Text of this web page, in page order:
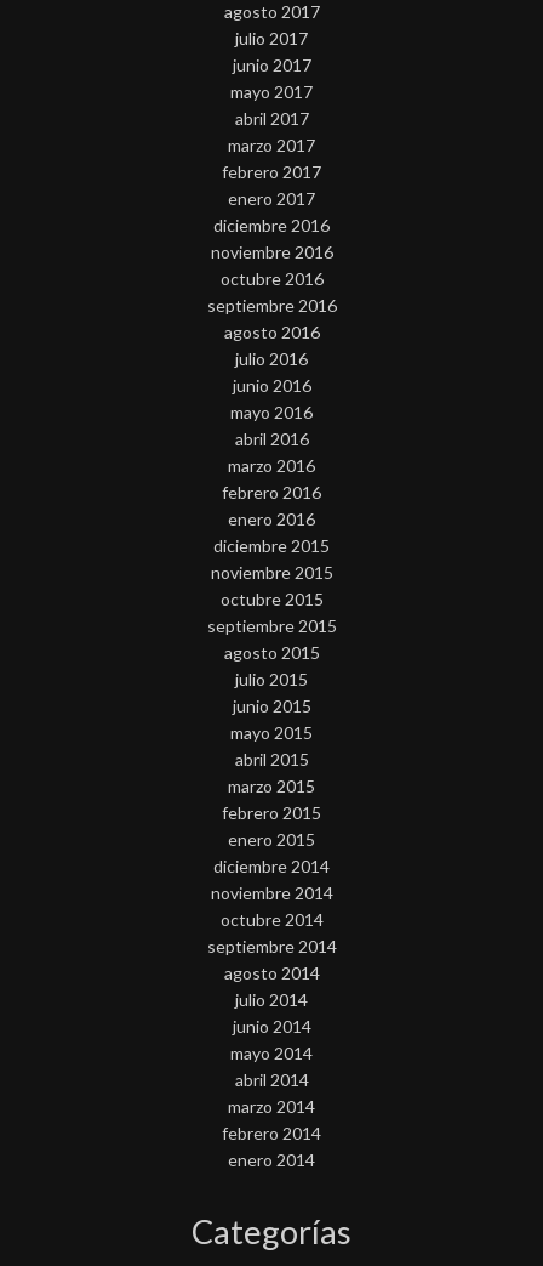
agosto 2017
julio 2017
junio 2017
mayo 2017
abril 2017
marzo 2017
febrero 2017
enero 2017
diciembre 2016
noviembre 2016
octubre 2016
septiembre 2016
agosto 2016
julio 2016
junio 2016
mayo 2016
abril 2016
marzo 2016
febrero 2016
enero 2016
diciembre 2015
noviembre 2015
octubre 2015
septiembre 2015
agosto 2015
julio 2015
junio 2015
mayo 2015
abril 2015
marzo 2015
febrero 2015
enero 2015
diciembre 2014
noviembre 2014
octubre 2014
septiembre 2014
agosto 2014
julio 2014
junio 2014
mayo 2014
abril 2014
marzo 2014
febrero 2014
enero 2014
Categorías